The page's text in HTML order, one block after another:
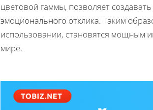
цветовой гаммы, позволяет
эмоционального отклика. Таким
использовании, становятся мощным
мире.